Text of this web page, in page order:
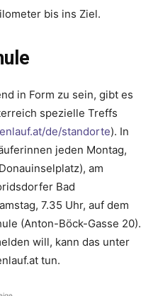
bis ins Ziel.
in Form zu sein, gibt es
spezielle Treffs
de/standorte). In
jeden Montag,
am
Bad
7.35 Uhr, auf dem
(Anton-Böck-Gasse 20).
will, kann das unter
tun.